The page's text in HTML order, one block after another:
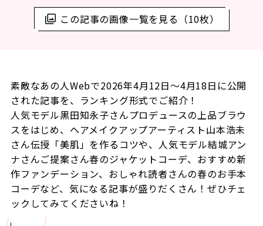
この記事の画像一覧を見る（10枚）
素敵なあの人Webで2026年4月12日～4月18日に公開
された記事を、ランキング形式でご紹介！
人気モデル黒田知永子さんプロデュースの上品ブラウ
スをはじめ、ヘアメイクアップアーティスト山本浩未
さん伝授「美肌」を作るコツや、人気モデル結城アン
ナさんご提案さん春のジャケットコーデ、おすすめ新
作ファンデーション、おしゃれ読者さんの春のお手本
コーデなど、気になる記事が盛りだくさん！ぜひチェ
ックしてみてくださいね！